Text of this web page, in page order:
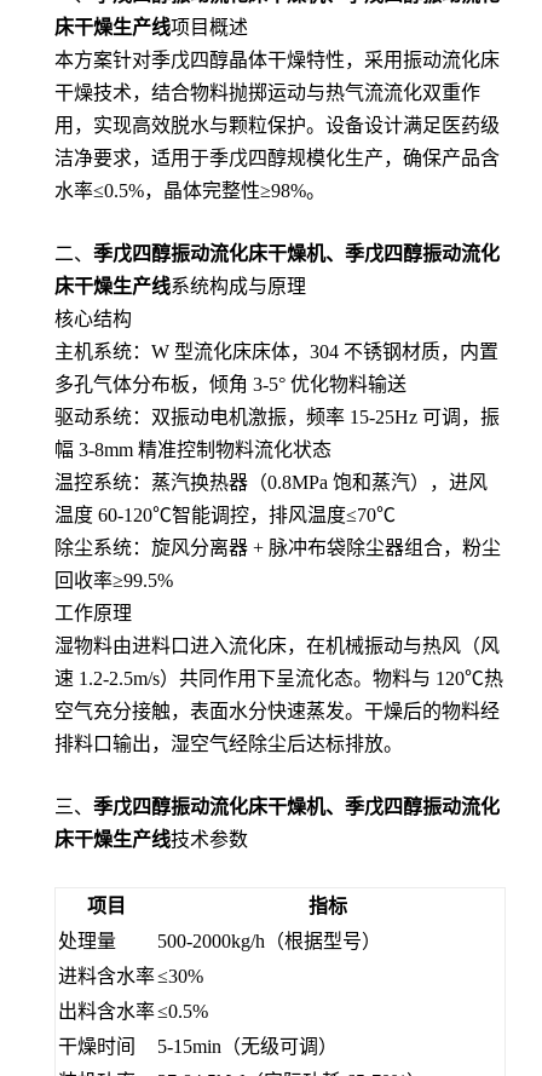
床干燥生产线项目概述
本方案针对季戊四醇晶体干燥特性，采用振动流化床
干燥技术，结合物料抛掷运动与热气流流化双重作
用，实现高效脱水与颗粒保护。设备设计满足医药级
洁净要求，适用于季戊四醇规模化生产，确保产品含
水率≤0.5%，晶体完整性≥98%。
二、 季戊四醇振动流化床干燥机、季戊四醇振动流化
床干燥生产线系统构成与原理
核心结构
主机系统：W 型流化床床体，304 不锈钢材质，内置
多孔气体分布板，倾角 3-5° 优化物料输送
驱动系统：双振动电机激振，频率 15-25Hz 可调，振
幅 3-8mm 精准控制物料流化状态
温控系统：蒸汽换热器（0.8MPa 饱和蒸汽），进风
温度 60-120℃智能调控，排风温度≤70℃
除尘系统：旋风分离器 + 脉冲布袋除尘器组合，粉尘
回收率≥99.5%
工作原理
湿物料由进料口进入流化床，在机械振动与热风（风
速 1.2-2.5m/s）共同作用下呈流化态。物料与 120℃热
空气充分接触，表面水分快速蒸发。干燥后的物料经
排料口输出，湿空气经除尘后达标排放。
三、 季戊四醇振动流化床干燥机、季戊四醇振动流化
床干燥生产线技术参数
项目
指标
处理量
500-2000kg/h（根据型号）
进料含水率≤30%
出料含水率≤0.5%
干燥时间
5-15min（无级可调）